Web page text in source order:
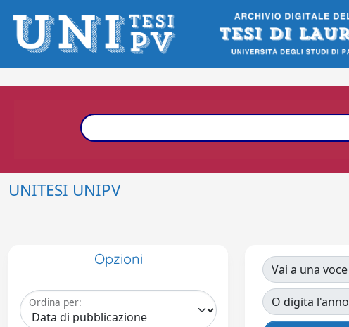
UNITESI UNIPV
Opzioni
Ordina per:
Vai a una
O digita